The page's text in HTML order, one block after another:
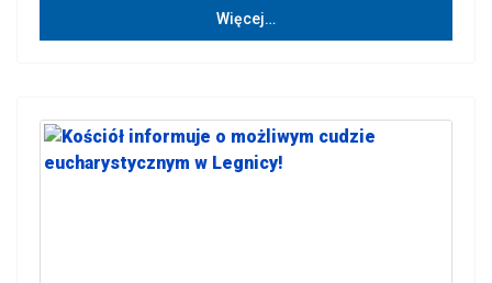
Więcej…